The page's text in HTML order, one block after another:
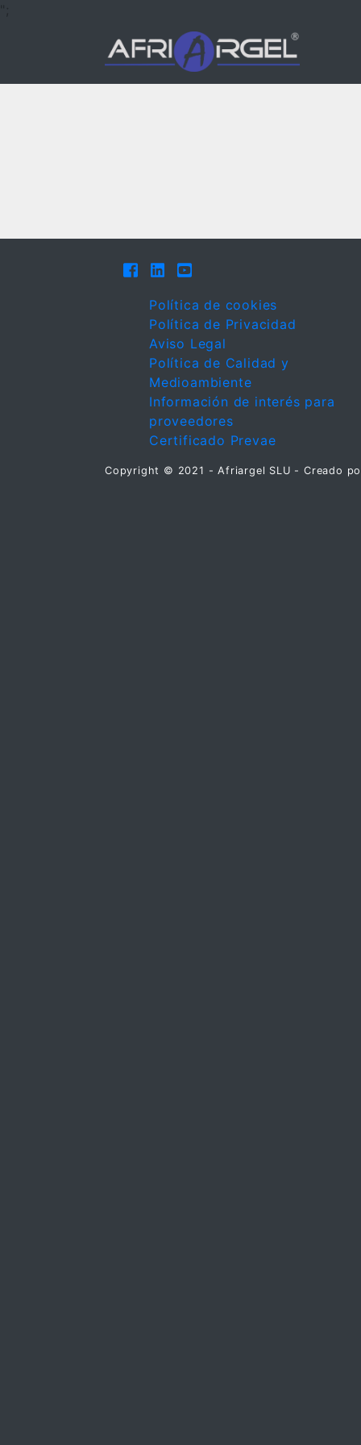
Política de cookies
Política de Privacidad
Aviso Legal
Política de Calidad y
Medioambiente
Información de interés para
proveedores
Certificado Prevae
Copyright © 2021 - Afriargel SLU - Creado